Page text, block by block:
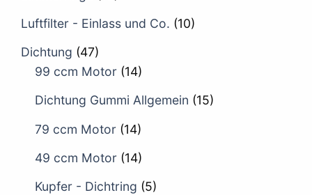
Luftfilter - Einlass und Co. (10)
Dichtung (47)
99 ccm Motor (14)
Dichtung Gummi Allgemein (15)
79 ccm Motor (14)
49 ccm Motor (14)
Kupfer - Dichtring (5)